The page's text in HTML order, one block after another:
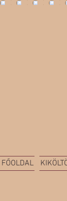
FŐOLDAL